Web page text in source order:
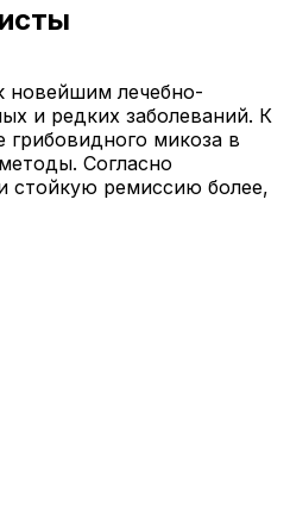
новейшим лечебно-
и редких заболеваний. К
микоза в
Согласно
стойкую ремиссию более,